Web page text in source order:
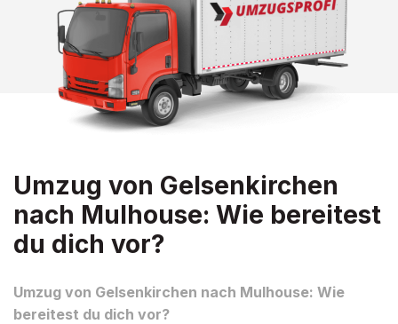
Umzug von Gelsenkirchen
nach Mulhouse: Wie bereitest
du dich vor?
Umzug von Gelsenkirchen nach Mulhouse: Wie
bereitest du dich vor?